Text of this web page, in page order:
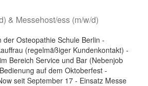
& Messehost/ess (m/w/d)
der Osteopathie Schule Berlin -
(regelmäßiger Kundenkontakt) -
Bereich Service und Bar (Nebenjob
auf dem Oktoberfest -
seit September 17 - Einsatz Messe